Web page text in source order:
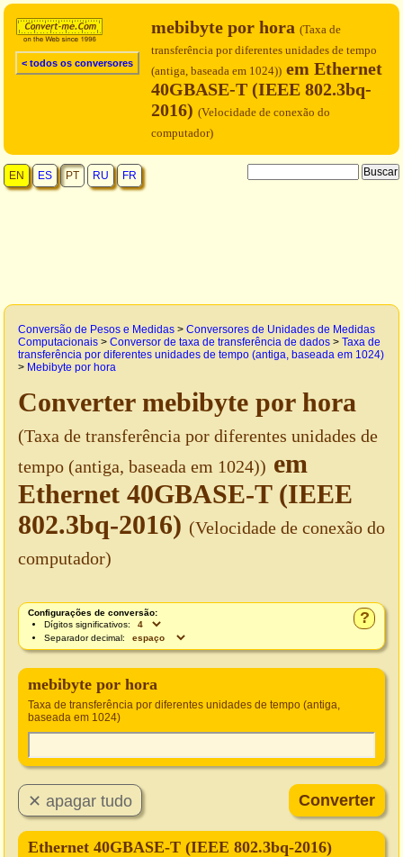
< todos os conversores
mebibyte por hora (Taxa de
transferência por diferentes unidades de tempo
(antiga, baseada em 1024)) em Ethernet
40GBASE-T (IEEE 802.3bq-
2016) (Velocidade de conexão do
computador)
EN ES PT RU FR
Conversão de Pesos e Medidas > Conversores de Unidades de Medidas
Computacionais > Conversor de taxa de transferência de dados > Taxa de
transferência por diferentes unidades de tempo (antiga, baseada em 1024)
> Mebibyte por hora
Converter mebibyte por hora
(Taxa de transferência por diferentes unidades de
tempo (antiga, baseada em 1024)) em
Ethernet 40GBASE-T (IEEE
802.3bq-2016) (Velocidade de conexão do
computador)
?
Configurações de conversão:
Dígitos significativos:
Separador decimal:
mebibyte por hora
Taxa de transferência por diferentes unidades de tempo (antiga,
baseada em 1024)
Ethernet 40GBASE-T (IEEE 802.3bq-2016)